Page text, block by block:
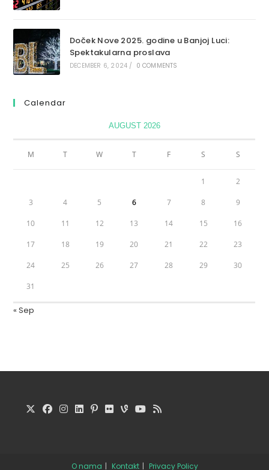
Doček Nove 2025. godine u Banjoj Luci:
Spektakularna proslava
DECEMBER 6, 2024 / 0 COMMENTS
Calendar
AUGUST 2026
M T W T F S S
1 2
3 4 5 6 7 8 9
10 11 12 13 14 15 16
17 18 19 20 21 22 23
24 25 26 27 28 29 30
31
« Sep
O nama Kontakt Privacy Policy